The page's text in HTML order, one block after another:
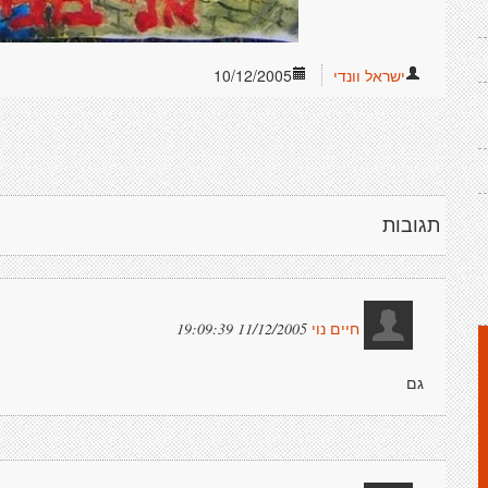
10/12/2005 ישראל וונדי
תגובות
חיים נוי 11/12/2005 19:09:39
גם